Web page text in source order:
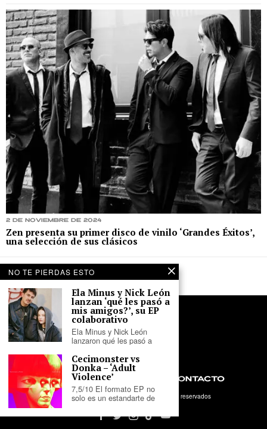
2 de noviembre de 2024
Zen presenta su primer disco de vinilo ‘Grandes Éxitos’,
una selección de sus clásicos
NOSOTROS PRIVACIDAD CONTACTO
2026- Tercer Parlante. Todos los derechos reservados
NO TE PIERDAS ESTO
Ela Minus y Nick León
lanzan ‘qué les pasó a
mis amigos?’, su EP
colaborativo
Ela Minus y Nick León
lanzaron qué les pasó a
Cecimonster vs
Donka – ‘Adult
Violence’
7,5/10 El formato EP no
solo es un estandarte de